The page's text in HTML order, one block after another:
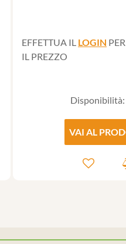
EFFETTUA IL LOGIN
IL PREZZO
Disponibilità:
VAI AL